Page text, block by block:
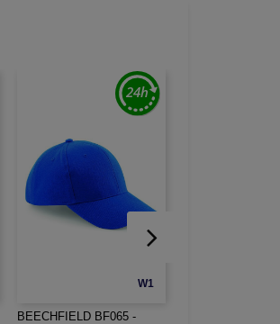
W1
BEECHFIELD BF065 -